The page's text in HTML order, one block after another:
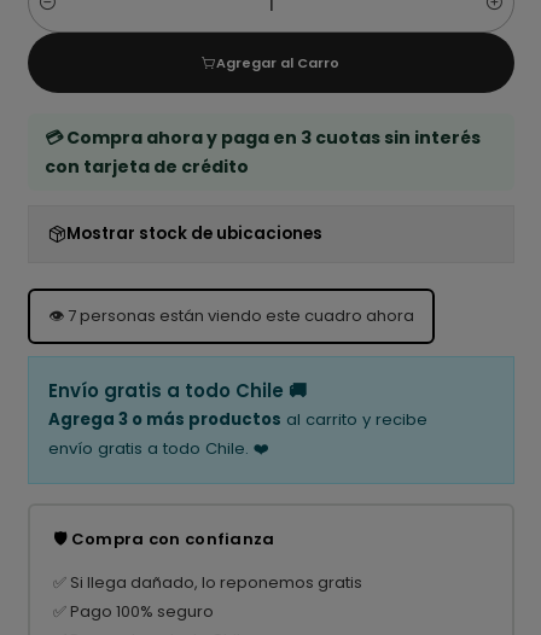
Cantidad
Agregar al Carro
💳 Compra ahora y paga en 3 cuotas sin interés
con tarjeta de crédito
Mostrar stock de ubicaciones
👁️ 7personas están viendo este cuadro ahora
Envío gratis a todo Chile 🚚
Agrega 3 o más productos al carrito y recibe
envío gratis a todo Chile. ❤️
🛡️ Compra con confianza
✅ Si llega dañado, lo reponemos gratis
✅ Pago 100% seguro